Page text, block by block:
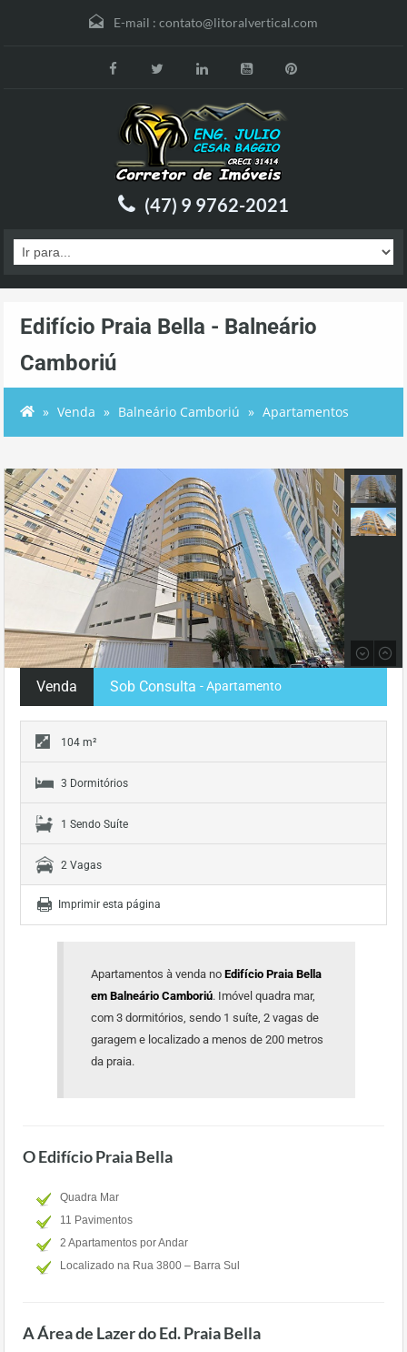
E-mail : contato@litoralvertical.com
(47) 9 9762-2021
Edifício Praia Bella - Balneário
Camboriú
Venda Balneário Camboriú Apartamentos
Venda Sob Consulta - Apartamento
104 m²
3 Dormitórios
1 Sendo Suíte
2 Vagas
Imprimir esta página
Apartamentos à venda no Edifício Praia Bella
em Balneário Camboriú. Imóvel quadra mar,
com 3 dormitórios, sendo 1 suíte, 2 vagas de
garagem e localizado a menos de 200 metros
da praia.
O Edifício Praia Bella
Quadra Mar
11 Pavimentos
2 Apartamentos por Andar
Localizado na Rua 3800 – Barra Sul
A Área de Lazer do Ed. Praia Bella